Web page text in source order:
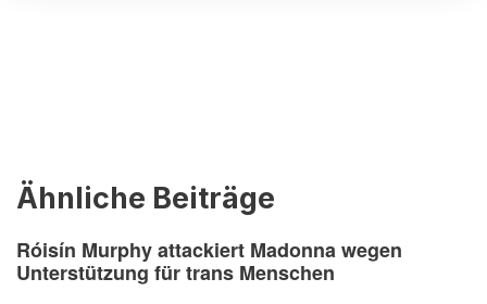
Ähnliche Beiträge
Róisín Murphy attackiert Madonna wegen
Unterstützung für trans Menschen